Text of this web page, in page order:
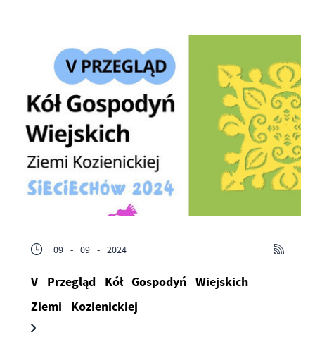
09 - 09 - 2024
V Przegląd Kół Gospodyń Wiejskich
Ziemi Kozienickiej